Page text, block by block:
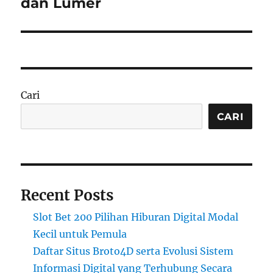
Cari
CARI
Recent Posts
Slot Bet 200 Pilihan Hiburan Digital Modal
Kecil untuk Pemula
Daftar Situs Broto4D serta Evolusi Sistem
Informasi Digital yang Terhubung Secara